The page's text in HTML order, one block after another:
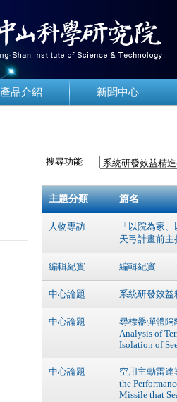
產品介紹 新聞中心
搜尋功能
主題分類 篇名
人物專訪
「以院為家
天弓計畫前
編輯紀實 編輯紀實
中心論題 系統研發效益
中心論題
尋標器彈體隔
Analysis of
Isolation of
中心論題
空用主動雷達
the
Missile that